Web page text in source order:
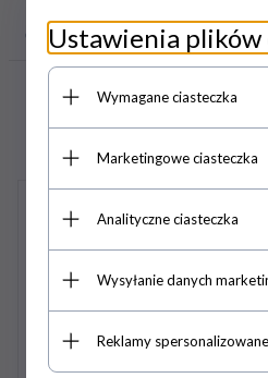
OPINIE KLIENTÓW
KLIENCI, KTÓRZY KUPILI
Żel chłodzący ICE BLUE
Ustawienia plików
Wymagane ciasteczka
Marketingowe ciasteczka
Analityczne ciasteczka
Wysyłanie danych
Reklamy spersonalizowane